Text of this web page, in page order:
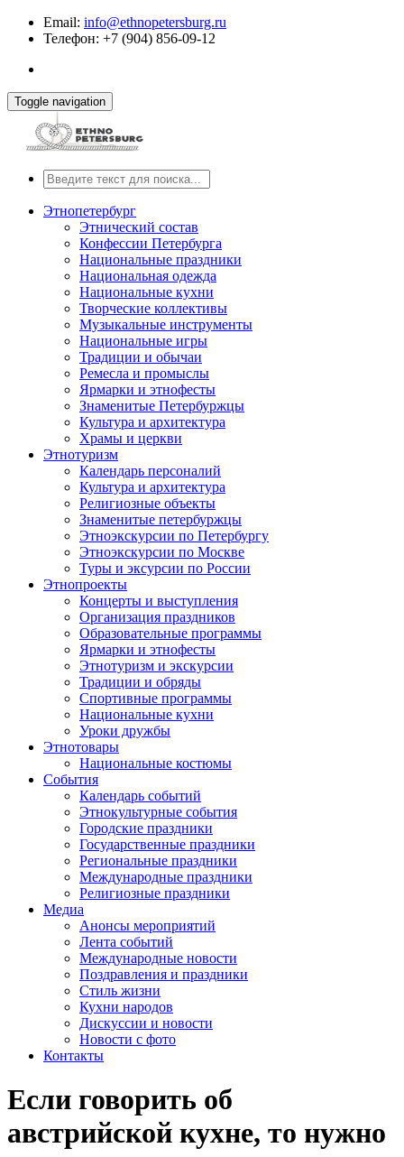
Email: info@ethnopetersburg.ru
Телефон: +7 (904) 856-09-12
Toggle navigation
Этнопетербург
Этнический состав
Конфессии Петербурга
Национальные праздники
Национальная одежда
Национальные кухни
Творческие коллективы
Музыкальные инструменты
Национальные игры
Традиции и обычаи
Ремесла и промыслы
Ярмарки и этнофесты
Знаменитые Петербуржцы
Культура и архитектура
Храмы и церкви
Этнотуризм
Календарь персоналий
Культура и архитектура
Религиозные объекты
Знаменитые петербуржцы
Этноэкскурсии по Петербургу
Этноэкскурсии по Москве
Туры и эксурсии по России
Этнопроекты
Концерты и выступления
Организация праздников
Образовательные программы
Ярмарки и этнофесты
Этнотуризм и экскурсии
Традиции и обряды
Спортивные программы
Национальные кухни
Уроки дружбы
Этнотовары
Национальные костюмы
События
Календарь событий
Этнокультурные события
Городские праздники
Государственные праздники
Региональные праздники
Международные праздники
Религиозные праздники
Медиа
Анонсы мероприятий
Лента событий
Международные новости
Поздравления и праздники
Cтиль жизни
Кухни народов
Дискуссии и новости
Новости с фото
Контакты
Если говорить об
австрийской кухне, то нужно